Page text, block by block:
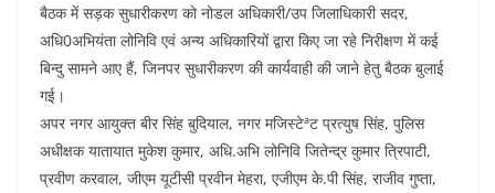
बैठक में सड़क सुधारीकरण को नोडल अधिकारी/उप जिलाधिकारी सदर,
अधि0अभियंता लोनिवि एवं अन्य अधिकारियों द्वारा किए जा रहे निरीक्षण में कई
बिन्दु सामने आए हैं, जिनपर सुधारीकरण की कार्यवाही की जाने हेतु बैठक बुलाई
गई।
अपर नगर आयुक्त बीर सिंह बुदियाल, नगर मजिस्टेªट प्रत्युष सिंह, पुलिस
अधीक्षक यातायात मुकेश कुमार, अधि.अभि लोनिवि जितेन्द्र कुमार त्रिपाटी,
प्रवीण करवाल, जीएम यूटीसी प्रवीन मेहरा, एजीएम के.पी सिंह, राजीव गुप्ता,